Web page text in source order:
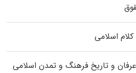
اسلامی
و تاریخ فرهنگ و تمدن اسلامی